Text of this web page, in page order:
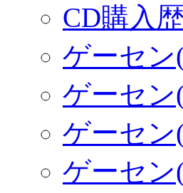
CD購入歴
ゲーセン
ゲーセン
ゲーセン
ゲーセン